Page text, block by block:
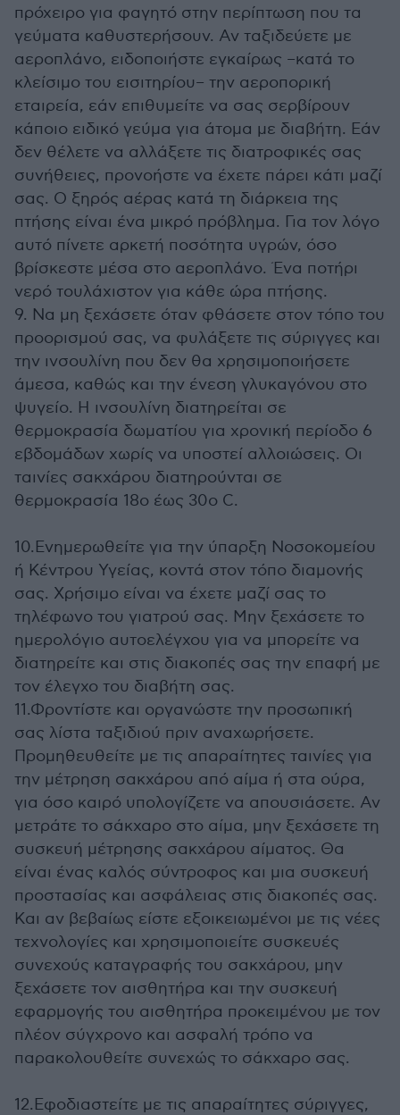
πρόχειρο για φαγητό στην περίπτωση που τα
γεύματα καθυστερήσουν. Αν ταξιδεύετε με
αεροπλάνο, ειδοποιήστε εγκαίρως –κατά το
κλείσιμο του εισιτηρίου– την αεροπορική
εταιρεία, εάν επιθυμείτε να σας σερβίρουν
κάποιο ειδικό γεύμα για άτομα με διαβήτη. Εάν
δεν θέλετε να αλλάξετε τις διατροφικές σας
συνήθειες, προνοήστε να έχετε πάρει κάτι μαζί
σας. Ο ξηρός αέρας κατά τη διάρκεια της
πτήσης είναι ένα μικρό πρόβλημα. Για τον λόγο
αυτό πίνετε αρκετή ποσότητα υγρών, όσο
βρίσκεστε μέσα στο αεροπλάνο. Ένα ποτήρι
νερό τουλάχιστον για κάθε ώρα πτήσης.
9. Να μη ξεχάσετε όταν φθάσετε στον τόπο του
προορισμού σας, να φυλάξετε τις σύριγγες και
την ινσουλίνη που δεν θα χρησιμοποιήσετε
άμεσα, καθώς και την ένεση γλυκαγόνου στο
ψυγείο. Η ινσουλίνη διατηρείται σε
θερμοκρασία δωματίου για χρονική περίοδο 6
εβδομάδων χωρίς να υποστεί αλλοιώσεις. Οι
ταινίες σακχάρου διατηρούνται σε
θερμοκρασία 18ο έως 30ο C.
10.Ενημερωθείτε για την ύπαρξη Νοσοκομείου
ή Κέντρου Υγείας, κοντά στον τόπο διαμονής
σας. Χρήσιμο είναι να έχετε μαζί σας το
τηλέφωνο του γιατρού σας. Μην ξεχάσετε το
ημερολόγιο αυτοελέγχου για να μπορείτε να
διατηρείτε και στις διακοπές σας την επαφή με
τον έλεγχο του διαβήτη σας.
11.Φροντίστε και οργανώστε την προσωπική
σας λίστα ταξιδιού πριν αναχωρήσετε.
Προμηθευθείτε με τις απαραίτητες ταινίες για
την μέτρηση σακχάρου από αίμα ή στα ούρα,
για όσο καιρό υπολογίζετε να απουσιάσετε. Αν
μετράτε το σάκχαρο στο αίμα, μην ξεχάσετε τη
συσκευή μέτρησης σακχάρου αίματος. Θα
είναι ένας καλός σύντροφος και μια συσκευή
προστασίας και ασφάλειας στις διακοπές σας.
Και αν βεβαίως είστε εξοικειωμένοι με τις νέες
τεχνολογίες και χρησιμοποιείτε συσκευές
συνεχούς καταγραφής του σακχάρου, μην
ξεχάσετε τον αισθητήρα και την συσκευή
εφαρμογής του αισθητήρα προκειμένου με τον
πλέον σύγχρονο και ασφαλή τρόπο να
παρακολουθείτε συνεχώς το σάκχαρο σας.
12.Εφοδιαστείτε με τις απαραίτητες σύριγγες,